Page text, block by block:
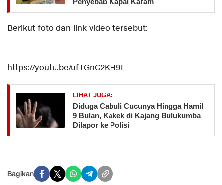
Penyebab Kapal Karam
Berikut foto dan link video tersebut:
https://youtu.be/ufTGnC2KH9I
LIHAT JUGA:
Diduga Cabuli Cucunya Hingga Hamil
9 Bulan, Kakek di Kajang Bulukumba
Dilapor ke Polisi
Bagikan